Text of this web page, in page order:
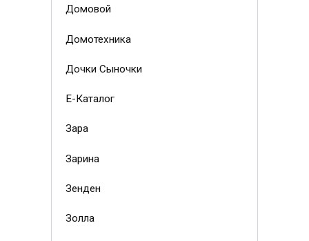
Домовой
Домотехника
Дочки Сыночки
Е-Каталог
Зара
Зарина
Зенден
Золла